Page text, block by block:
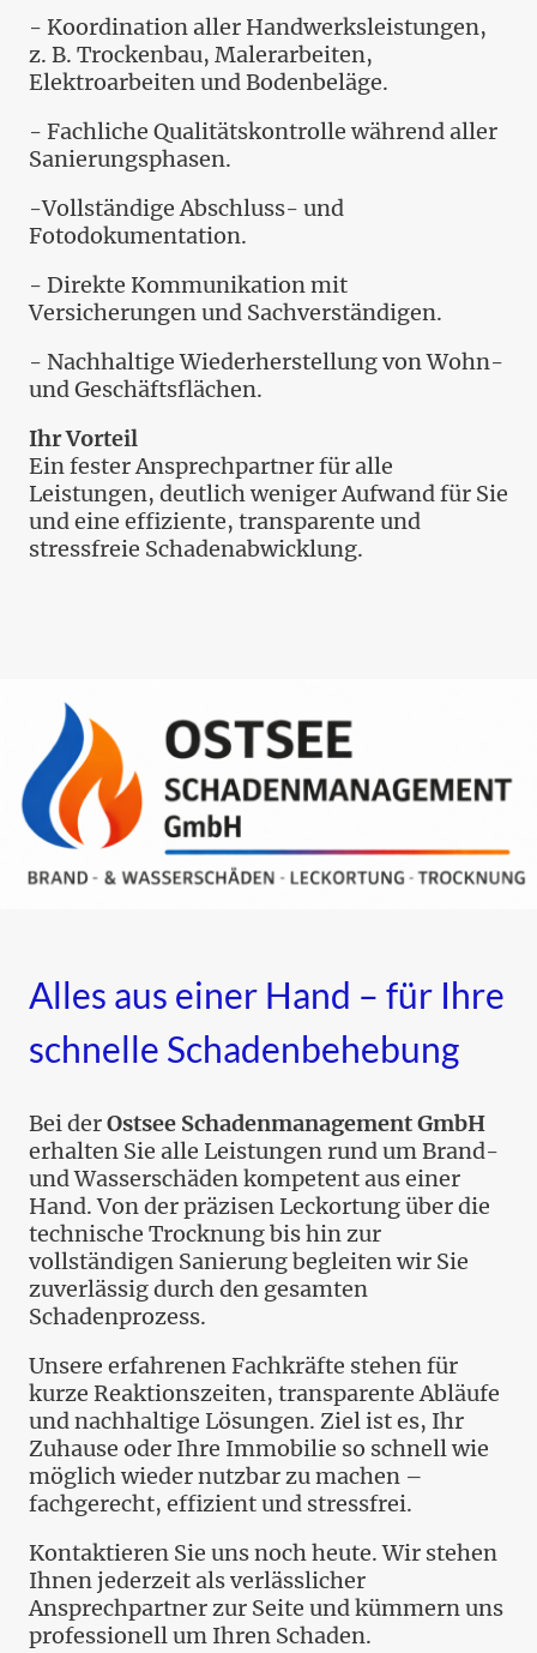
- Koordination aller Handwerksleistungen,
z. B. Trockenbau, Malerarbeiten,
Elektroarbeiten und Bodenbeläge.
- Fachliche Qualitätskontrolle während aller
Sanierungsphasen.
-Vollständige Abschluss- und
Fotodokumentation.
- Direkte Kommunikation mit
Versicherungen und Sachverständigen.
- Nachhaltige Wiederherstellung von Wohn-
und Geschäftsflächen.
Ihr Vorteil
Ein fester Ansprechpartner für alle
Leistungen, deutlich weniger Aufwand für Sie
und eine effiziente, transparente und
stressfreie Schadenabwicklung.
Alles aus einer Hand – für Ihre
schnelle Schadenbehebung
Bei derOstsee Schadenmanagement GmbH
erhalten Sie alle Leistungen rund um Brand-
und Wasserschäden kompetent aus einer
Hand. Von der präzisen Leckortung über die
technische Trocknung bis hin zur
vollständigen Sanierung begleiten wir Sie
zuverlässig durch den gesamten
Schadenprozess.
Unsere erfahrenen Fachkräfte stehen für
kurze Reaktionszeiten, transparente Abläufe
und nachhaltige Lösungen. Ziel ist es, Ihr
Zuhause oder Ihre Immobilie so schnell wie
möglich wieder nutzbar zu machen –
fachgerecht, effizient und stressfrei.
Kontaktieren Sie uns noch heute. Wir stehen
Ihnen jederzeit als verlässlicher
Ansprechpartner zur Seite und kümmern uns
professionell um Ihren Schaden.